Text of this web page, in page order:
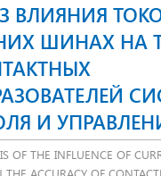
ВЛИЯНИЯ
ШИНАХ НА
И
OF THE INFLUENCE OF